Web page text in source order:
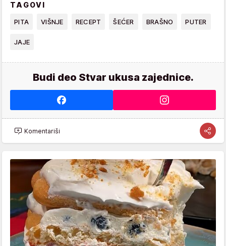
TAGOVI
PITA VIŠNJE RECEPT ŠEĆER BRAŠNO PUTER
JAJE
Budi deo Stvar ukusa zajednice.
Komentariši